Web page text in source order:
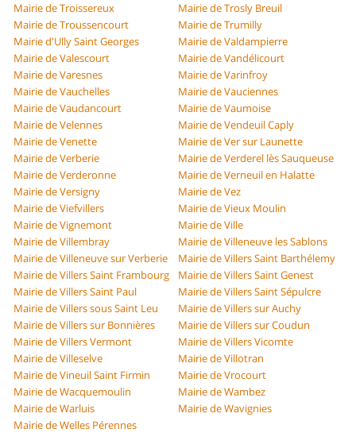
Mairie de Troissereux
Mairie de Trosly Breuil
Mairie de Troussencourt
Mairie de Trumilly
Mairie d'Ully Saint Georges
Mairie de Valdampierre
Mairie de Valescourt
Mairie de Vandélicourt
Mairie de Varesnes
Mairie de Varinfroy
Mairie de Vauchelles
Mairie de Vauciennes
Mairie de Vaudancourt
Mairie de Vaumoise
Mairie de Velennes
Mairie de Vendeuil Caply
Mairie de Venette
Mairie de Ver sur Launette
Mairie de Verberie
Mairie de Verderel lès Sauqueuse
Mairie de Verderonne
Mairie de Verneuil en Halatte
Mairie de Versigny
Mairie de Vez
Mairie de Viefvillers
Mairie de Vieux Moulin
Mairie de Vignemont
Mairie de Ville
Mairie de Villembray
Mairie de Villeneuve les Sablons
Mairie de Villeneuve sur Verberie
Mairie de Villers Saint Barthélemy
Mairie de Villers Saint Frambourg
Mairie de Villers Saint Genest
Mairie de Villers Saint Paul
Mairie de Villers Saint Sépulcre
Mairie de Villers sous Saint Leu
Mairie de Villers sur Auchy
Mairie de Villers sur Bonnières
Mairie de Villers sur Coudun
Mairie de Villers Vermont
Mairie de Villers Vicomte
Mairie de Villeselve
Mairie de Villotran
Mairie de Vineuil Saint Firmin
Mairie de Vrocourt
Mairie de Wacquemoulin
Mairie de Wambez
Mairie de Warluis
Mairie de Wavignies
Mairie de Welles Pérennes